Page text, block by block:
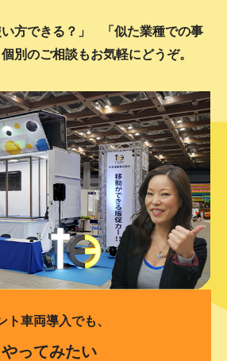
い方できる？」
「似た業種での事
別のご相談もお気軽にどうぞ。
ト車両導入でも、
ってみたい